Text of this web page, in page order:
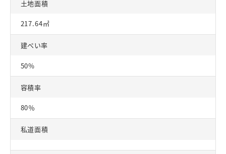
土地面積
217.64㎡
建ぺい率
50%
容積率
80％
私道面積